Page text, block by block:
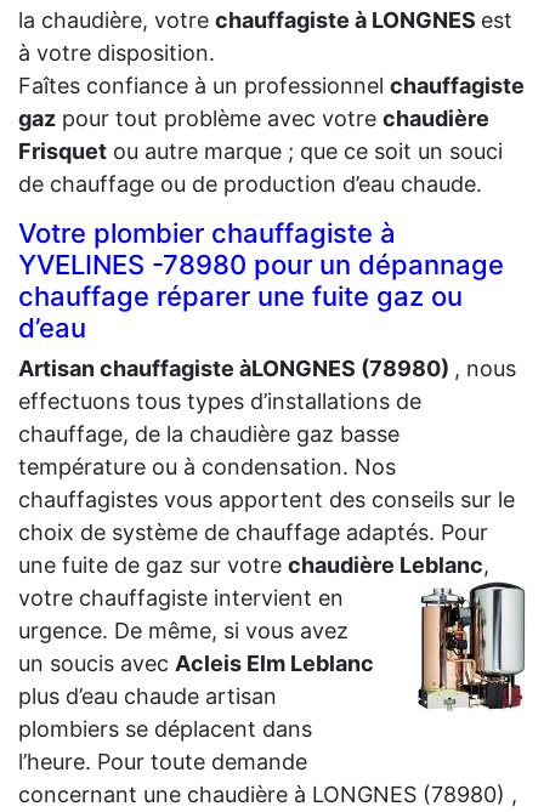
la chaudière, votre chauffagiste à LONGNES est
à votre disposition.
Faîtes confiance à un professionnel chauffagiste
gaz pour tout problème avec votre chaudière
Frisquet ou autre marque ; que ce soit un souci
de chauffage ou de production d’eau chaude.
Votre plombier chauffagiste à
YVELINES -78980 pour un dépannage
chauffage réparer une fuite gaz ou
d’eau
Artisan chauffagiste àLONGNES (78980) , nous
effectuons tous types d’installations de
chauffage, de la chaudière gaz basse
température ou à condensation. Nos
chauffagistes vous apportent des conseils sur le
choix de système de chauffage adaptés. Pour
une fuite de gaz sur votre chaudière Leblanc,
votre chauffagiste intervient en
urgence. De même, si vous avez
un soucis avec Acleis Elm Leblanc
plus d’eau chaude artisan
plombiers se déplacent dans
l’heure. Pour toute demande
concernant une chaudière à LONGNES (78980) ,